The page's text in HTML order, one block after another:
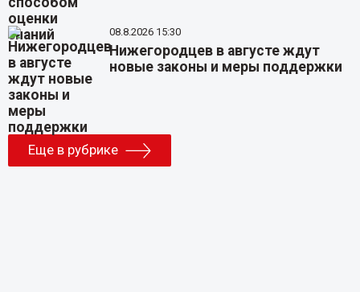
08.8.2026 15:30
Нижегородцев в августе ждут
новые законы и меры поддержки
Еще в рубрике